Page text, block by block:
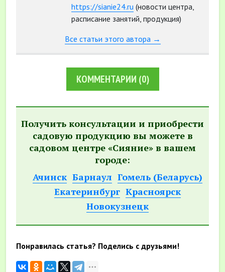
https://sianie24.ru (новости центра,
расписание занятий, продукция)
Все статьи этого автора →
КОММЕНТАРИИ (0)
Получить консультации и приобрести
садовую продукцию вы можете в
садовом центре «Сияние» в вашем
городе:
Ачинск Барнаул Гомель (Беларусь)
Екатеринбург Красноярск
Новокузнецк
Понравилась статья? Поделись с друзьями!